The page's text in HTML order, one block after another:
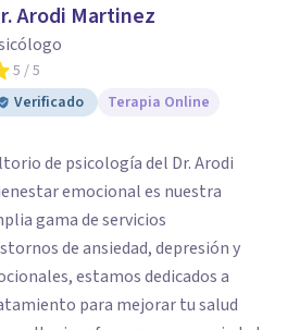
Arodi Martinez
5 / 5
Verificado
Terapia Online
de psicología del Dr. Arodi
emocional es nuestra
gama de servicios
de ansiedad, depresión y
estamos dedicados a
para mejorar tu salud